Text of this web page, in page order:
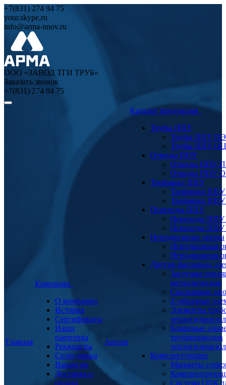
+7(831) 274 94 75
your.skype.ru
info@arma-nnov.ru
ООО «ЗАВОД ТГИ ТРУБ»
Заказать звонок
+7(831) 274 94 75
Главная
Компания
О компании
История
Сертификаты
Наши
партнеры
Реквизиты
Сотрудники
Вакансии
Доставка и
оплата
Акции
Каталог продукции
Трубы ППУ
Трубы ППУ ПЭ
Трубы ППУ ОЦ
Отводы ППУ
Отводы ППУ
Отводы ППУ
Тройники ППУ
Тройники
Тройники
Переходы ППУ
Переходы
Переходы
Неподвижные опоры
Неподвижная
Неподвижная
Другие фасонные
Заглушка
металлическая
Скользящие
Z-образные
Элементы
Концевые
трубопроводов
Комплектующие
Манжеты
Система ОДК